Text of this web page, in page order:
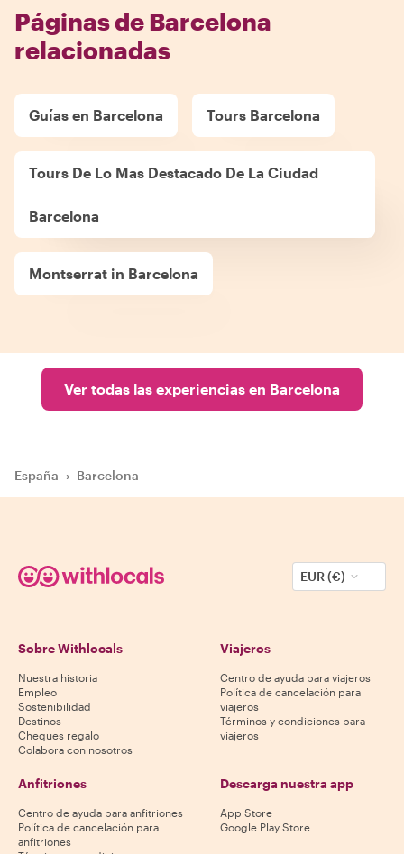
Páginas de Barcelona
relacionadas
Guías en Barcelona Tours Barcelona
Tours De Lo Mas Destacado De La Ciudad
Barcelona
Montserrat in Barcelona
Ver todas las experiencias en Barcelona
España › Barcelona
EUR (€)
Sobre Withlocals
Nuestra historia
Empleo
Sostenibilidad
Destinos
Cheques regalo
Colabora con nosotros
Viajeros
Centro de ayuda para viajeros
Política de cancelación para
viajeros
Términos y condiciones para
viajeros
Anfitriones
Centro de ayuda para anfitriones
Política de cancelación para
anfitriones
Descarga nuestra app
App Store
Google Play Store